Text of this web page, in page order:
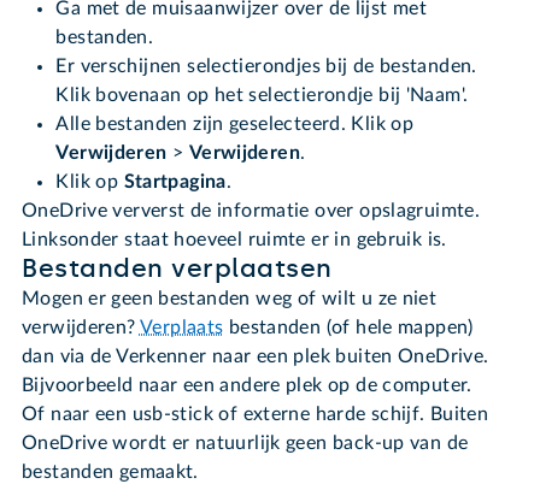
Ga met de muisaanwijzer over de lijst met
bestanden.
Er verschijnen selectierondjes bij de bestanden.
Klik bovenaan op het selectierondje bij 'Naam'.
Alle bestanden zijn geselecteerd. Klik op
Verwijderen > Verwijderen.
Klik op Startpagina.
OneDrive ververst de informatie over opslagruimte.
Linksonder staat hoeveel ruimte er in gebruik is.
Bestanden verplaatsen
Mogen er geen bestanden weg of wilt u ze niet
verwijderen? Verplaats bestanden (of hele mappen)
dan via de Verkenner naar een plek buiten OneDrive.
Bijvoorbeeld naar een andere plek op de computer.
Of naar een usb-stick of externe harde schijf. Buiten
OneDrive wordt er natuurlijk geen back-up van de
bestanden gemaakt.